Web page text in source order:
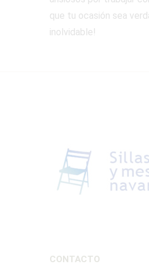
que tu ocasión sea
inolvidable!
CONTACTO